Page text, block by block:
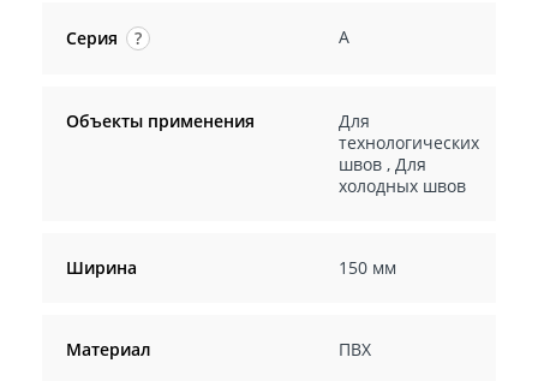
Серия ? A
Объекты применения
Для
технологических
швов, Для
холодных швов
Ширина 150 мм
Материал ПВХ